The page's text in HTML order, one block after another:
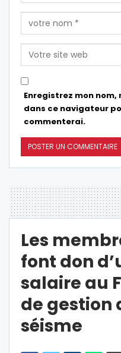
Enregistrez mon
dans ce navigateur
commenterai.
Les
font don
salaire au
de gestion
séisme